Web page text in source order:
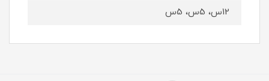
12س، 5س، 5س